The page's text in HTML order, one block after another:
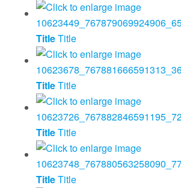
TitleTitle
TitleTitle
TitleTitle
TitleTitle